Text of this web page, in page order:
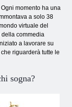
momento ha una
a solo 38
virtuale del
della commedia
a lavorare su
riguarderà tutte le
sogna?